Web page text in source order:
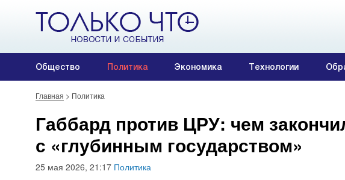
Общество Политика Экономика Технологии
Главная > Политика
Габбард против ЦРУ: чем
с «глубинным государством»
25 мая 2026, 21:17 Политика